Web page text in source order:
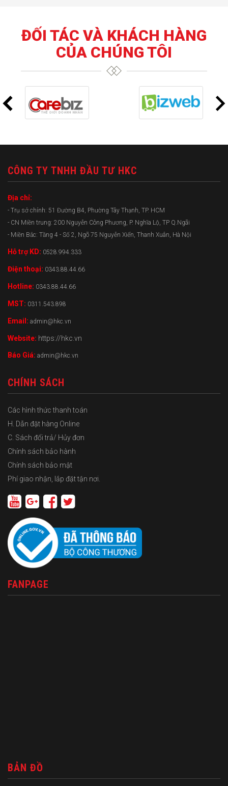
ĐỐI TÁC VÀ KHÁCH HÀNG
CỦA CHÚNG TÔI
CÔNG TY TNHH ĐẦU TƯ HKC
Địa chỉ:
- Trụ sở chính: 51 Đường B4, Phường Tây Thạnh, TP. HCM
- CN Miền trung: 200 Nguyễn Công Phương, P. Nghĩa Lộ, TP Q.Ngãi
- Miền Bắc: Tầng 4 - Số 2, Ngõ 75 Nguyễn Xiển, Thanh Xuân, Hà Nội
Hỗ trợ KD: 0528.994.333
Điện thoại: 0343.88.44.66
Hotline: 0343.88.44.66
MST: 0311.543.898
Email: admin@hkc.vn
Website: https://hkc.vn
Báo Giá: admin@hkc.vn
CHÍNH SÁCH
Các hình thức thanh toán
H. Dẫn đặt hàng Online
C. Sách đổi trả/ Hủy đơn
Chính sách bảo hành
Chính sách bảo mật
Phí giao nhận, lắp đặt tận nơi.
FANPAGE
BẢN ĐỒ